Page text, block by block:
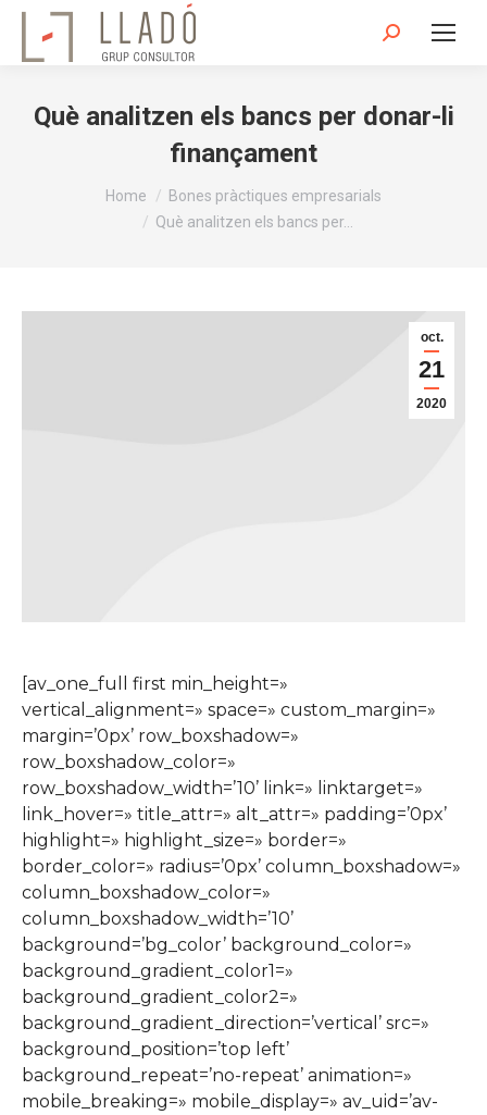
Search:
Què analitzen els bancs per donar-li
finançament
You are here:
Home
Bones pràctiques empresarials
Què analitzen els bancs per…
oct.
21
2020
[av_one_full first min_height=»
vertical_alignment=» space=» custom_margin=»
margin=’0px’ row_boxshadow=»
row_boxshadow_color=»
row_boxshadow_width=’10’ link=» linktarget=»
link_hover=» title_attr=» alt_attr=» padding=’0px’
highlight=» highlight_size=» border=»
border_color=» radius=’0px’ column_boxshadow=»
column_boxshadow_color=»
column_boxshadow_width=’10’
background=’bg_color’ background_color=»
background_gradient_color1=»
background_gradient_color2=»
background_gradient_direction=’vertical’ src=»
background_position=’top left’
background_repeat=’no-repeat’ animation=»
mobile_breaking=» mobile_display=» av_uid=’av-